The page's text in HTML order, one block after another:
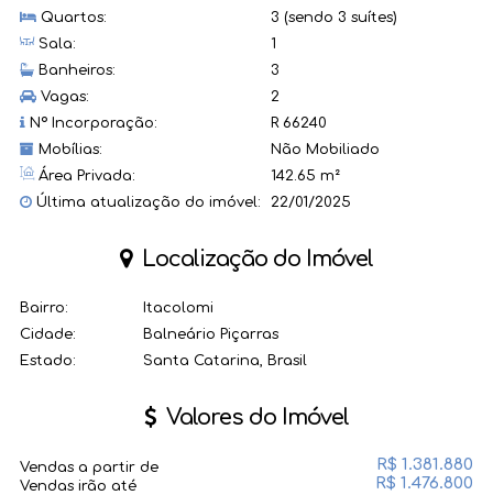
Quartos:
3 (sendo 3 suítes)
Sala:
1
Banheiros:
3
Vagas:
2
Nº Incorporação:
R 66240
Mobílias:
Não Mobiliado
Área Privada:
142.65 m²
Última atualização do imóvel:
22/01/2025
Localização do Imóvel
Bairro:
Itacolomi
Cidade:
Balneário Piçarras
Estado:
Santa Catarina, Brasil
Valores do Imóvel
R$ 1.381.880
Vendas a partir de
R$ 1.476.800
Vendas irão até